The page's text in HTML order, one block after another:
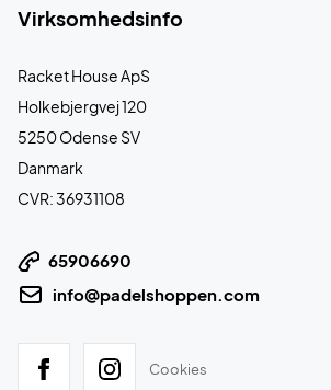
Virksomhedsinfo
Racket House ApS
Holkebjergvej 120
5250 Odense SV
Danmark
CVR: 36931108
65906690
info@padelshoppen.com
Cookies